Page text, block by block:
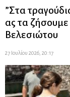
”Στα
ας τα
Βελεσιώτου
27 Ιουλίου 2026, 20:17